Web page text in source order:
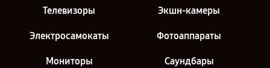
Телевизоры Экшн-камеры
Электросамокаты Фотоаппараты
Мониторы Саундбары